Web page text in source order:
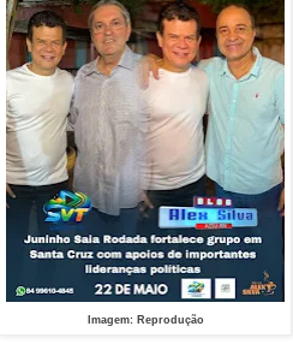
Imagem: Reprodução